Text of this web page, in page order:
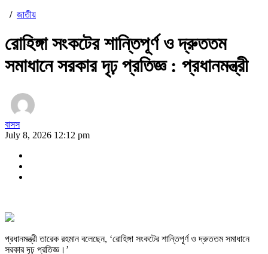
/ জাতীয়
রোহিঙ্গা সংকটের শান্তিপূর্ণ ও দ্রুততম
সমাধানে সরকার দৃঢ় প্রতিজ্ঞ : প্রধানমন্ত্রী
বাসস
July 8, 2026 12:12 pm
প্রধানমন্ত্রী তারেক রহমান বলেছেন, ‘রোহিঙ্গা সংকটের শান্তিপূর্ণ ও দ্রুততম সমাধানে
সরকার দৃঢ় প্রতিজ্ঞ।’